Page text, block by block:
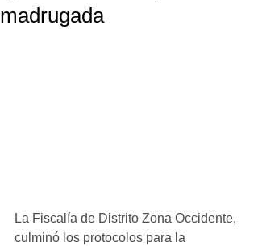
madrugada
La Fiscalía de Distrito Zona Occidente,
culminó los protocolos para la